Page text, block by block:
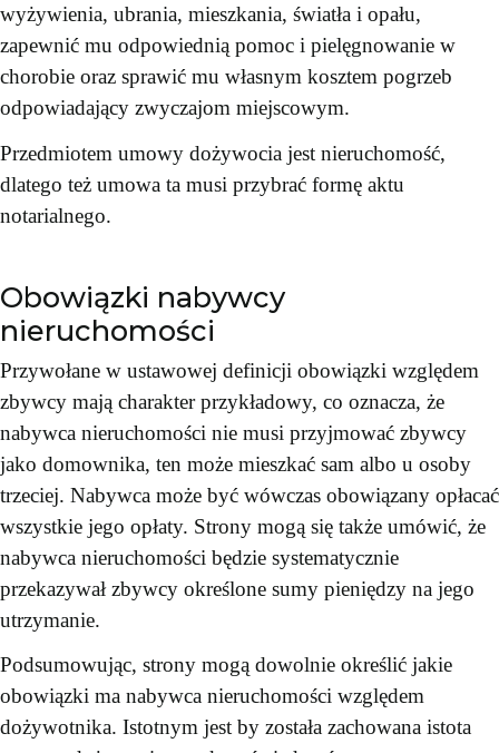
wyżywienia, ubrania, mieszkania, światła i opału,
zapewnić mu odpowiednią pomoc i pielęgnowanie w
chorobie oraz sprawić mu własnym kosztem pogrzeb
odpowiadający zwyczajom miejscowym.
Przedmiotem umowy dożywocia jest nieruchomość,
dlatego też umowa ta musi przybrać formę aktu
notarialnego.
Obowiązki nabywcy
nieruchomości
Przywołane w ustawowej definicji obowiązki względem
zbywcy mają charakter przykładowy, co oznacza, że
nabywca nieruchomości nie musi przyjmować zbywcy
jako domownika, ten może mieszkać sam albo u osoby
trzeciej. Nabywca może być wówczas obowiązany opłacać
wszystkie jego opłaty. Strony mogą się także umówić, że
nabywca nieruchomości będzie systematycznie
przekazywał zbywcy określone sumy pieniędzy na jego
utrzymanie.
Podsumowując, strony mogą dowolnie określić jakie
obowiązki ma nabywca nieruchomości względem
dożywotnika. Istotnym jest by została zachowana istota